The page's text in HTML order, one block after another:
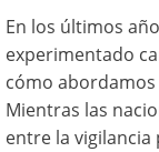
En los últimos
experimentado
cómo
Mientras las
entre la vigilancia